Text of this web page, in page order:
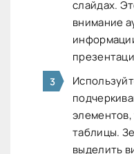
слайдах.
внимание
элементов,
таблицы.
выделить